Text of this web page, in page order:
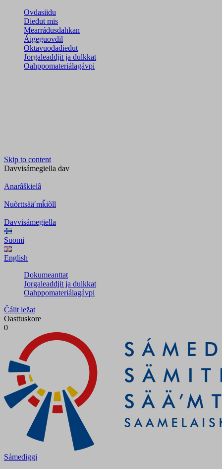
Ovdasiidu
Dieđut mis
Mearrádusdahkan
Áigeguovdil
Oktavuođadieđut
Jorgaleaddjit ja dulkkat
Oahppomateriálagávpi
Skip to content
Davvisámegiella dav
Anarâškielâ
Nuõrttsääʹmǩiõll
Davvisámegiella
Suomi
English
Dokumeanttat
Jorgaleaddjit ja dulkkat
Oahppomateriálagávpi
Čálit iežat
Oasttuskore
0
Sámediggi